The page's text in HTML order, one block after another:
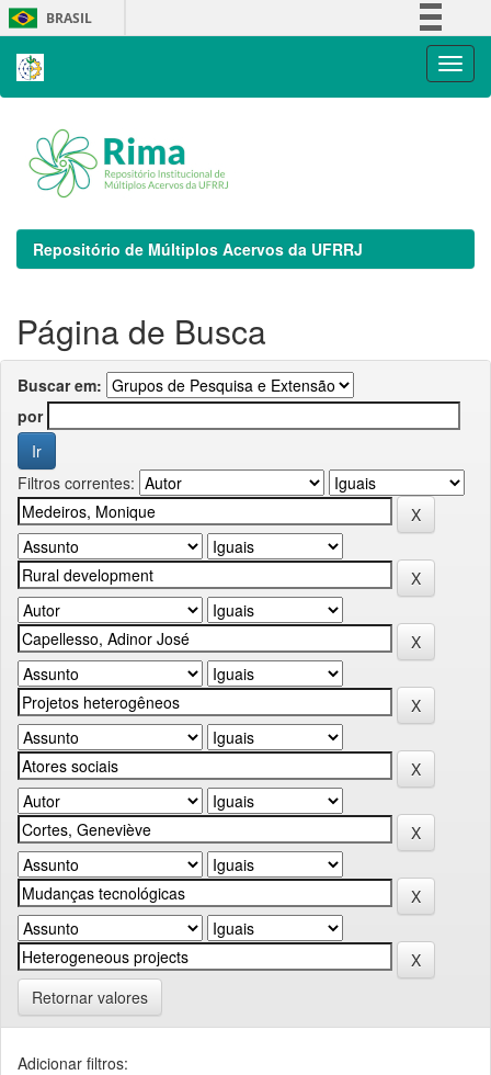
Skip
navigation
BRASIL
Repositório de Múltiplos Acervos da UFRRJ
Página de Busca
Buscar em:
por
Filtros correntes:
Retornar valores
Adicionar filtros: